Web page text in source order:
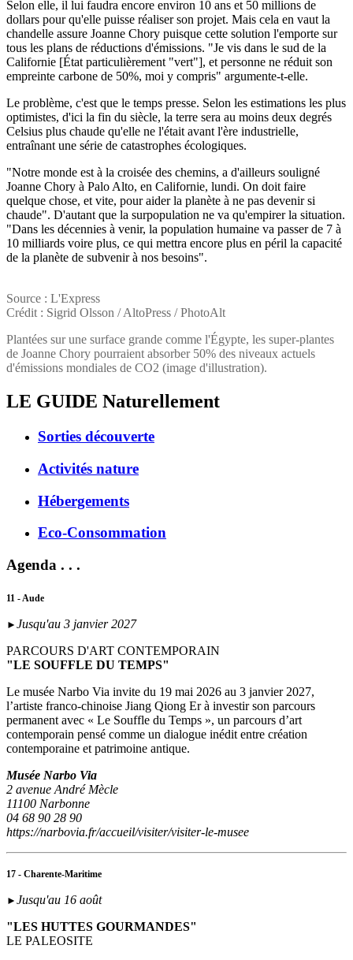
Selon elle, il lui faudra encore environ 10 ans et 50 millions de
dollars pour qu'elle puisse réaliser son projet. Mais cela en vaut la
chandelle assure Joanne Chory puisque cette solution l'emporte sur
tous les plans de réductions d'émissions. "Je vis dans le sud de la
Californie [État particulièrement "vert"], et personne ne réduit son
empreinte carbone de 50%, moi y compris" argumente-t-elle.
Le problème, c'est que le temps presse. Selon les estimations les plus
optimistes, d'ici la fin du siècle, la terre sera au moins deux degrés
Celsius plus chaude qu'elle ne l'était avant l'ère industrielle,
entraînant une série de catastrophes écologiques.
"Notre monde est à la croisée des chemins, a d'ailleurs souligné
Joanne Chory à Palo Alto, en Californie, lundi. On doit faire
quelque chose, et vite, pour aider la planète à ne pas devenir si
chaude". D'autant que la surpopulation ne va qu'empirer la situation.
"Dans les décennies à venir, la population humaine va passer de 7 à
10 milliards voire plus, ce qui mettra encore plus en péril la capacité
de la planète de subvenir à nos besoins".
Source : L'Express
Crédit : Sigrid Olsson / AltoPress / PhotoAlt
Plantées sur une surface grande comme l'Égypte, les super-plantes
de Joanne Chory pourraient absorber 50% des niveaux actuels
d'émissions mondiales de CO2 (image d'illustration).
LE GUIDE Naturellement
Sorties découverte
Activités nature
Hébergements
Eco-Consommation
Agenda . . .
11 - Aude
► Jusqu'au 3 janvier 2027
PARCOURS D'ART CONTEMPORAIN
"LE SOUFFLE DU TEMPS"
Le musée Narbo Via invite du 19 mai 2026 au 3 janvier 2027,
l’artiste franco-chinoise Jiang Qiong Er à investir son parcours
permanent avec « Le Souffle du Temps », un parcours d’art
contemporain pensé comme un dialogue inédit entre création
contemporaine et patrimoine antique.
Musée Narbo Via
2 avenue André Mècle
11100 Narbonne
04 68 90 28 90
https://narbovia.fr/accueil/visiter/visiter-le-musee
17 - Charente-Maritime
► Jusqu'au 16 août
"LES HUTTES GOURMANDES"
LE PALEOSITE